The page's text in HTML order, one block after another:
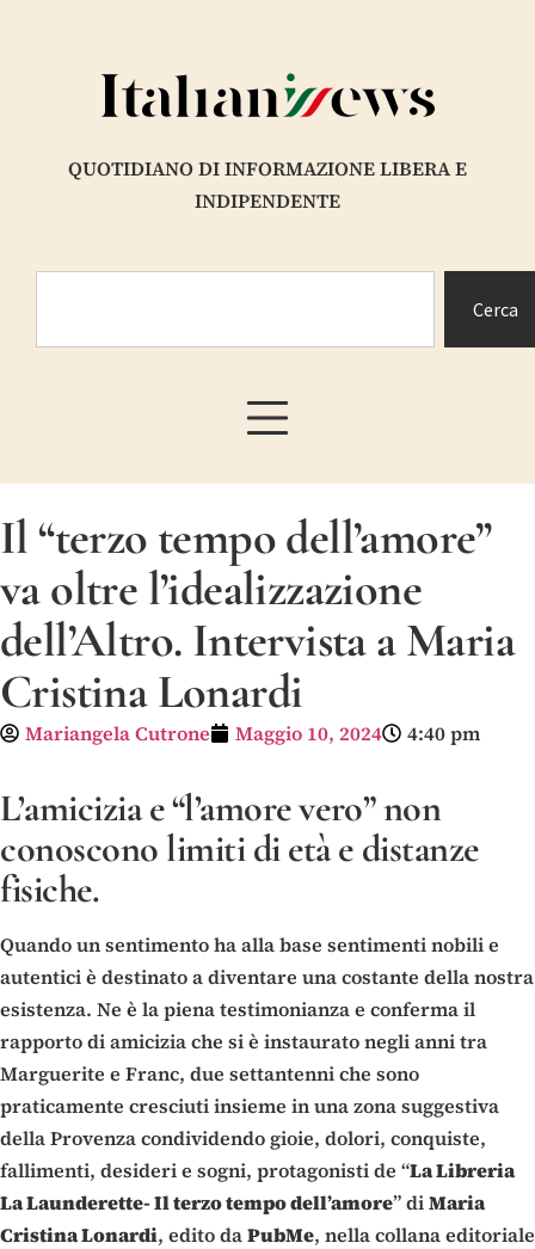
QUOTIDIANO DI INFORMAZIONE LIBERA E
INDIPENDENTE
Cerca
Il “terzo tempo dell’amore”
va oltre l’idealizzazione
dell’Altro. Intervista a Maria
Cristina Lonardi
Mariangela Cutrone Maggio 10, 2024 4:40 pm
L’amiciziae “l’amorevero” non
conoscono limiti di età e distanze
fisiche.
Quando un sentimento ha alla base sentimenti nobili e
autentici è destinato a diventare una costante della nostra
esistenza. Ne è la piena testimonianza e conferma il
rapporto di amicizia che si è instaurato negli anni tra
Marguerite e Franc, due settantenni che sono
praticamente cresciuti insieme in una zona suggestiva
della Provenza condividendo gioie, dolori, conquiste,
fallimenti, desideri e sogni, protagonisti de “La Libreria
La Launderette- Il terzo tempo dell’amore” diMaria
Cristina Lonardi, edito daPubMe, nella collana editoriale